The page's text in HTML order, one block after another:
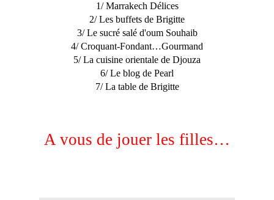
1/Marrakech Délices
2/Les buffets de Brigitte
3/Le sucré salé d'oum Souhaib
4/Croquant-Fondant…Gourmand
5/La cuisine orientale de Djouza
6/Le blog de Pearl
7/La table de Brigitte
A vous de jouer les filles…